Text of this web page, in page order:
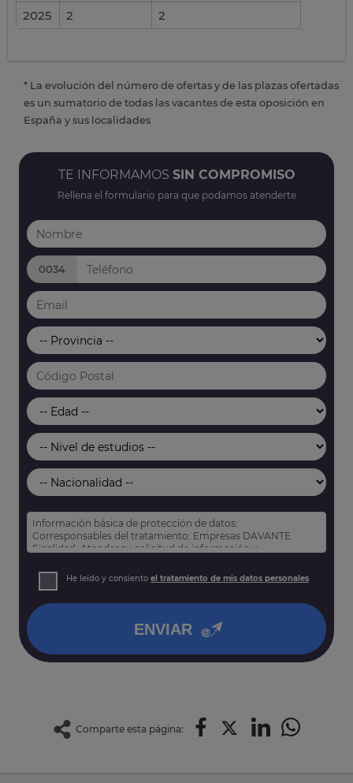
2025
2 2
* La evolución del número de ofertas y de las plazas ofertadas
es un sumatorio de todas las vacantes de esta oposición en
España y sus localidades
TE INFORMAMOS SIN COMPROMISO
Rellena el formulario para que podamos atenderte
0034
Información básica de protección de datos:
Corresponsables del tratamiento: Empresas DAVANTE
Finalidad: Atender su solicitud de información y
Derechos: Puede acceder, rectificar y suprimir sus datos,
así como otros derechos tal y como se explica en nuestra
He leído y consiento el tratamiento de mis datos personales
ENVIAR
Comparte esta página: